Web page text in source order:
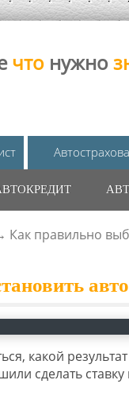
что нужно
Как правильно
какой
сделать